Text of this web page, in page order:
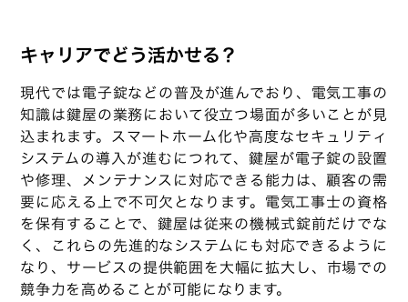
キャリアでどう活かせる？
現代では電子錠などの普及が進んでおり、電気工事の
知識は鍵屋の業務において役立つ場面が多いことが見
込まれます。スマートホーム化や高度なセキュリティ
システムの導入が進むにつれて、鍵屋が電子錠の設置
や修理、メンテナンスに対応できる能力は、顧客の需
要に応える上で不可欠となります。電気工事士の資格
を保有することで、鍵屋は従来の機械式錠前だけでな
く、これらの先進的なシステムにも対応できるように
なり、サービスの提供範囲を大幅に拡大し、市場での
競争力を高めることが可能になります。